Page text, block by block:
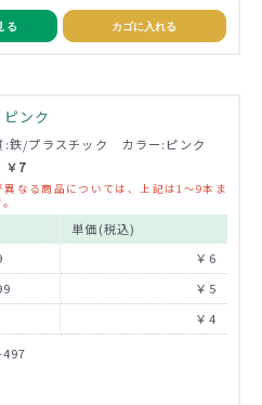
る カゴに入れる
ンク
鉄/プラスチック カラー:ピンク
￥7
なる商品については、上記は1～9本ま
単価(税込)
￥6
￥5
￥4